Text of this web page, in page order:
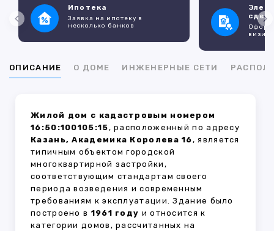
Ипотека
Заявка на ипотеку в
несколько банков
ОПИСАНИЕ О ДОМЕ ИНЖЕНЕРНЫЕ СЕТИ
Жилой дом с кадастровым номером
16:50:100105:15, расположенный по адресу
Казань, Академика Королева 16, является
типичным объектом городской
многоквартирной застройки,
соответствующим стандартам своего
периода возведения и современным
требованиям к эксплуатации. Здание было
построено в 1961 году и относится к
категории домов, рассчитанных на